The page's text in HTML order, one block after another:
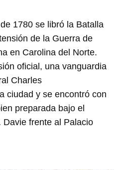
1780 se libró la Batalla
de la Guerra de
en Carolina del Norte.
oficial, una vanguardia
Charles
ciudad y se encontró con
preparada bajo el
Davie frente al Palacio